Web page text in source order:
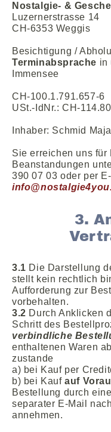
Nostalgie- &
Luzernerstrasse 14
CH-6353 Weggis
Besichtigung /
Terminabsprache in
Immensee
CH-100.1.791.657-6
USt.-IdNr.: CH-
Inhaber: Schmid Maja
Sie erreichen uns für
Beanstandungen
390 07 03 oder per
3.
3.1 Die Darstellung
stellt kein rechtlich
Aufforderung zur
vorbehalten.
3.2 Durch Anklicken
Schritt des
verbindliche
enthaltenen Waren
zustande
a) bei Kauf per
b) bei Kaufauf
Bestellung durch
separater E-Mail
annehmen.